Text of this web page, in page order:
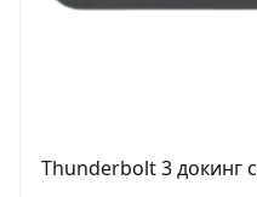
Thunderbolt 3 докинг